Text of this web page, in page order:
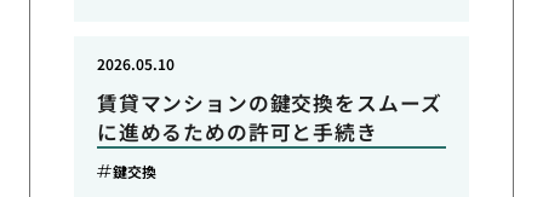
賃貸マンションの鍵交換をスムーズ
に進めるための許可と手続き
2026.05.10
鍵交換